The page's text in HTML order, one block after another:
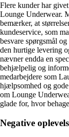
Flere kunder har
Lounge Underwear.
bemærker, at
kundeservice, som
besvare spørgsmål
den hurtige levering
nævner endda en
behjælpelig og
medarbejdere som
hjælpsomhed og
om Lounge
glade for, hvor
Negative